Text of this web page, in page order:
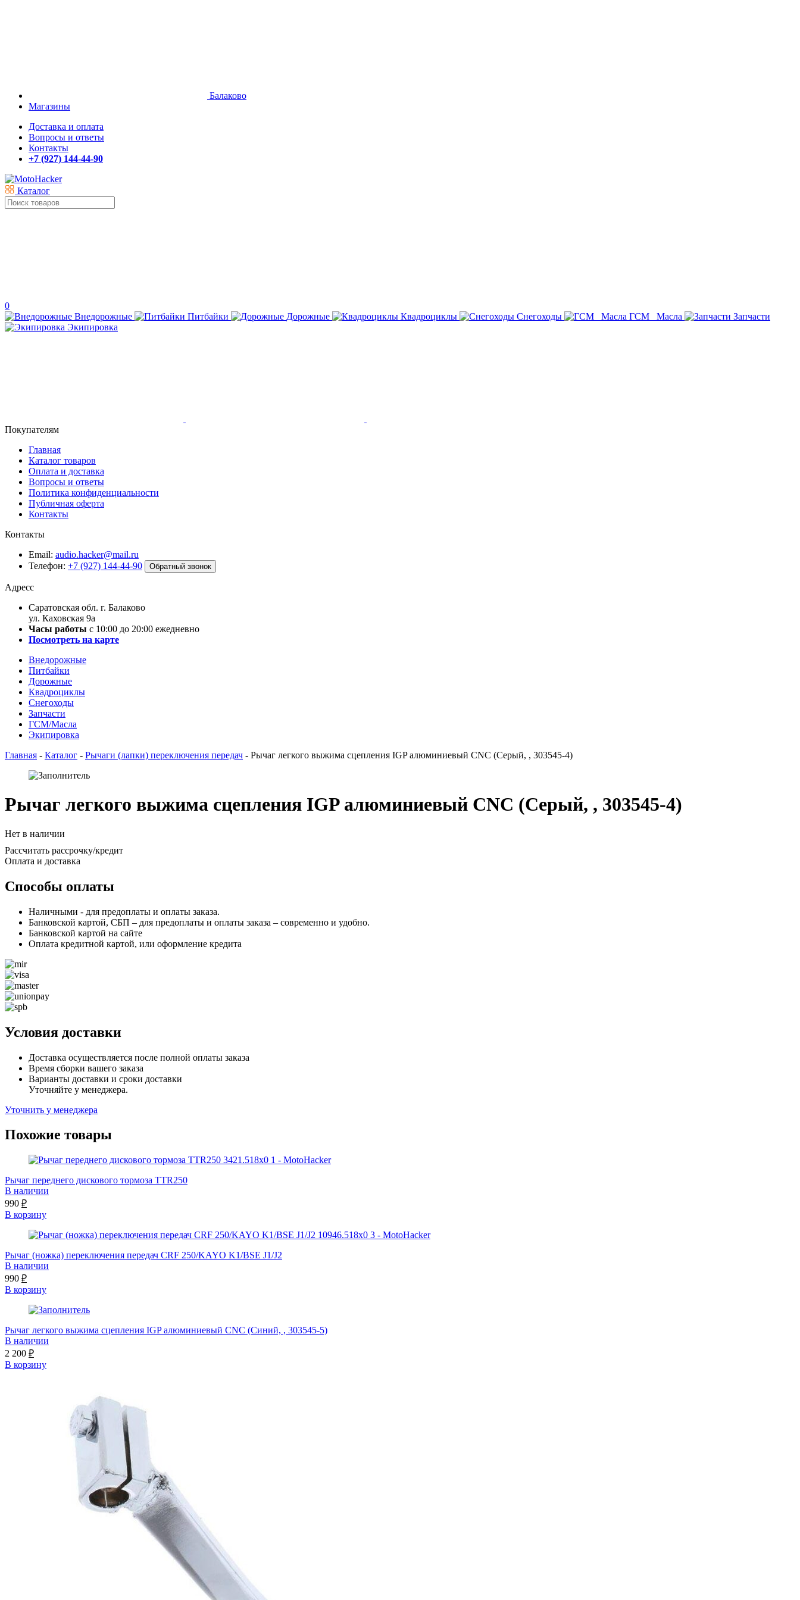
Балаково
Магазины
Доставка и оплата
Вопросы и ответы
Контакты
+7 (927) 144-44-90
Каталог
0
Внедорожные
Питбайки Дорожные Квадроциклы Снегоходы ГСМ _Масла
Запчасти
Экипировка
Покупателям
Главная
Каталог товаров
Оплата и доставка
Вопросы и ответы
Политика конфиденциальности
Публичная оферта
Контакты
Контакты
Email: audio.hacker@mail.ru
Телефон: +7 (927) 144-44-90 Обратный звонок
Адресс
Саратовская обл. г. Балаково
ул. Каховская 9а
Часы работы с 10:00 до 20:00 ежедневно
Посмотреть на карте
Внедорожные
Питбайки
Дорожные
Квадроциклы
Снегоходы
Запчасти
ГСМ/Масла
Экипировка
Главная - Каталог - Рычаги (лапки) переключения передач - Рычаг легкого выжима сцепления IGP алюминиевый CNC (Серый, , 303545-4)
Рычаг легкого выжима сцепления IGP алюминиевый CNC (Серый, , 303545-4)
Нет в наличии
Рассчитать рассрочку/кредит
Оплата и доставка
Способы оплаты
Наличными - для предоплаты и оплаты заказа.
Банковской картой, СБП – для предоплаты и оплаты заказа – современно и удобно.
Банковской картой на сайте
Оплата кредитной картой, или оформление кредита
Условия доставки
Доставка осуществляется после полной оплаты заказа
Время сборки вашего заказа
Варианты доставки и сроки доставки
Уточняйте у менеджера.
Уточнить у менеджера
Похожие товары
Рычаг переднего дискового тормоза TTR250
В наличии
990 ₽
В корзину
Рычаг (ножка) переключения передач CRF 250/KAYO K1/BSE J1/J2
В наличии
990 ₽
В корзину
Рычаг легкого выжима сцепления IGP алюминиевый CNC (Синий, , 303545-5)
В наличии
2 200 ₽
В корзину